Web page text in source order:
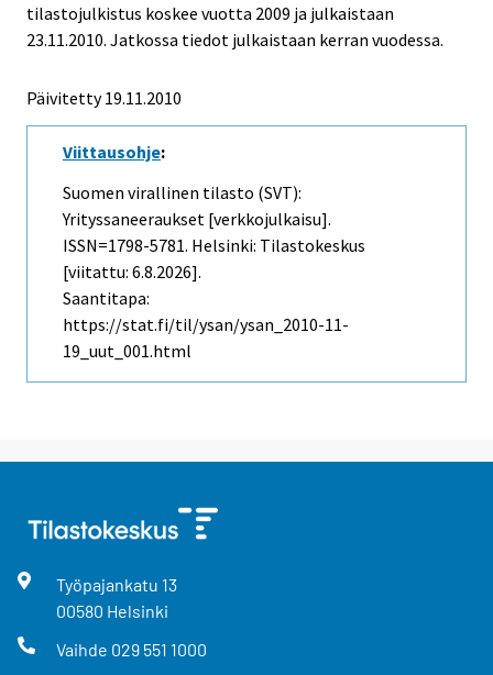
tilastojulkistus koskee vuotta 2009 ja julkaistaan
23.11.2010. Jatkossa tiedot julkaistaan kerran vuodessa.
Päivitetty19.11.2010
Viittausohje:
Suomen virallinen tilasto (SVT):
Yrityssaneeraukset [verkkojulkaisu].
ISSN=1798-5781. Helsinki: Tilastokeskus
[viitattu: 6.8.2026].
Saantitapa:
https://stat.fi/til/ysan/ysan_2010-11-
19_uut_001.html
Työpajankatu 13
00580 Helsinki
Vaihde 029 551 1000